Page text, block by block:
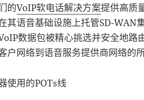
的VoIP软电话解决方案提供高质
其语音基础设施上托管SD-WAN
数据包被精心挑选并安全地路
户网络到语音服务提供商网络的
使用的POTs线